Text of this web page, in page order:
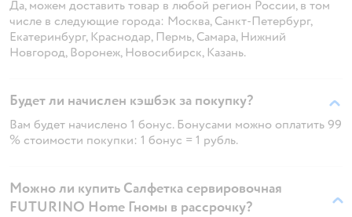
Да, можем доставить товар в любой регион России, в том
числе в следующие города: Москва, Санкт-Петербург,
Екатеринбург, Краснодар, Пермь, Самара, Нижний
Новгород, Воронеж, Новосибирск, Казань.
Будет ли начислен кэшбэк за покупку?
Вам будет начислено 1 бонус. Бонусами можно оплатить 99
% стоимости покупки: 1 бонус = 1 рубль.
Можно ли купить Салфетка сервировочная
FUTURINO Home Гномы в рассрочку?